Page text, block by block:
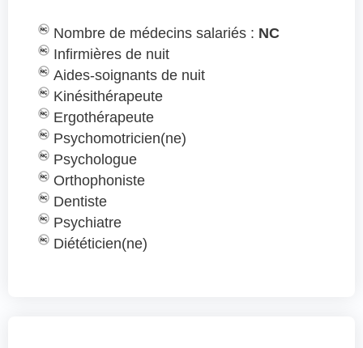
Nombre de médecins salariés : NC
Infirmières de nuit
Aides-soignants de nuit
Kinésithérapeute
Ergothérapeute
Psychomotricien(ne)
Psychologue
Orthophoniste
Dentiste
Psychiatre
Diététicien(ne)